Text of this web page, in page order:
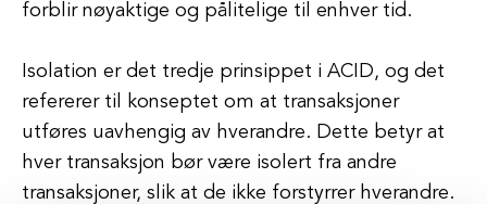
forblir nøyaktige og pålitelige til enhver tid.
Isolation er det tredje prinsippet i ACID, og det
refererer til konseptet om at transaksjoner
utføres uavhengig av hverandre. Dette betyr at
hver transaksjon bør være isolert fra andre
transaksjoner, slik at de ikke forstyrrer hverandre.